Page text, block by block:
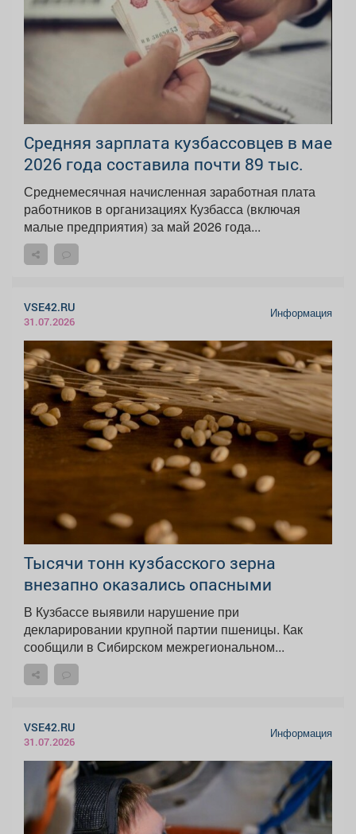
Средняя зарплата кузбассовцев в мае
2026 года составила почти 89 тыс.
Среднемесячная начисленная заработная плата
работников в организациях Кузбасса (включая
малые предприятия) за май 2026 года...
VSE42.RU
31.07.2026
Информация
Тысячи тонн кузбасского зерна
внезапно оказались опасными
В Кузбассе выявили нарушение при
декларировании крупной партии пшеницы. Как
сообщили в Сибирском межрегиональном...
VSE42.RU
31.07.2026
Информация